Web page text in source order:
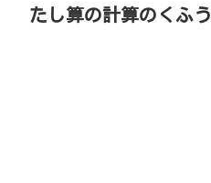
たし算の計算のくふう